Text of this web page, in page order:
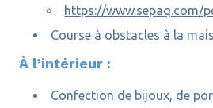
https://www.sepaq.com/
Course à obstacles à la
À l’intérieur :
Confection de bijoux, de